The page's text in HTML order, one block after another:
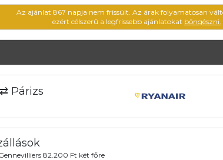
Az ajánlat 867 napja nem frissült. Az árak folyamatosan
ezért célszerű a legfrissebb ajánlatokat böngészni.
Párizs
82.200 Ft két főre